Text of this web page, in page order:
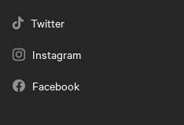
Twitter
Instagram
Facebook